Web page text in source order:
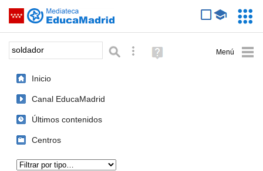
Saltar navegación
Palabra o frase: Búsqueda avanzada
Ayuda
(en
Inicio
Canal EducaMadrid
Últimos contenidos
Centros